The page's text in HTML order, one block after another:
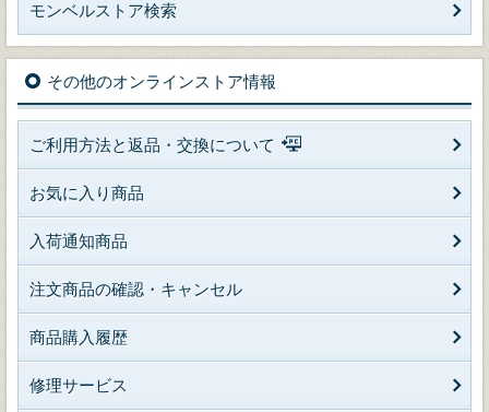
モンベルストア検索
その他のオンラインストア情報
ご利用方法と返品・交換について
お気に入り商品
入荷通知商品
注文商品の確認・キャンセル
商品購入履歴
修理サービス